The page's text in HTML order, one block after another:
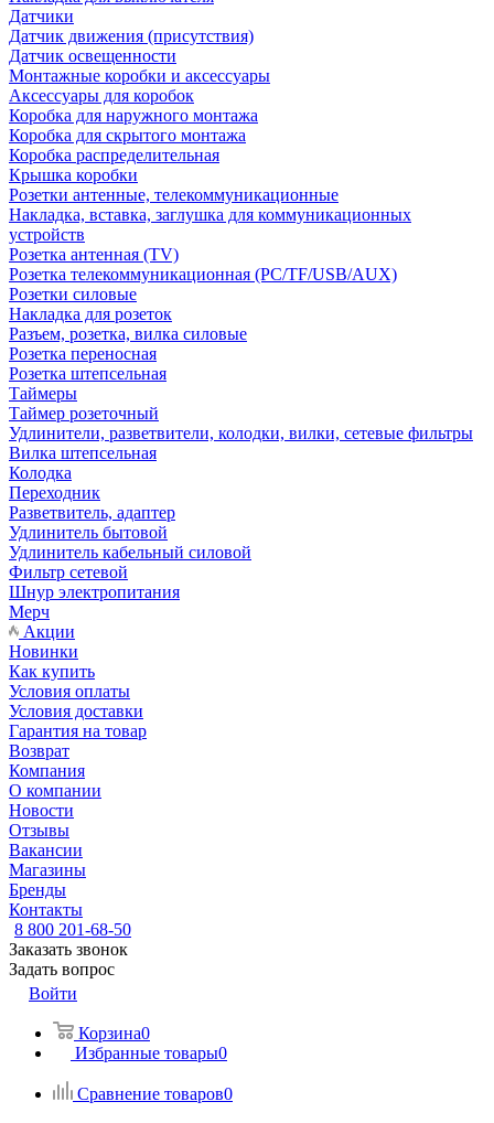
Датчики
Датчик движения (присутствия)
Датчик освещенности
Монтажные коробки и аксессуары
Аксессуары для коробок
Коробка для наружного монтажа
Коробка для скрытого монтажа
Коробка распределительная
Крышка коробки
Розетки антенные, телекоммуникационные
Накладка, вставка, заглушка для коммуникационных
устройств
Розетка антенная (TV)
Розетка телекоммуникационная (PC/TF/USB/AUX)
Розетки силовые
Накладка для розеток
Разъем, розетка, вилка силовые
Розетка переносная
Розетка штепсельная
Таймеры
Таймер розеточный
Удлинители, разветвители, колодки, вилки, сетевые фильтры
Вилка штепсельная
Колодка
Переходник
Разветвитель, адаптер
Удлинитель бытовой
Удлинитель кабельный силовой
Фильтр сетевой
Шнур электропитания
Мерч
Акции
Новинки
Как купить
Условия оплаты
Условия доставки
Гарантия на товар
Возврат
Компания
О компании
Новости
Отзывы
Вакансии
Магазины
Бренды
Контакты
8 800 201-68-50
Заказать звонок
Задать вопрос
Войти
Корзина0
Избранные товары0
Сравнение товаров0